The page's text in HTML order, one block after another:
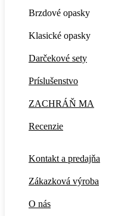
Brzdové opasky
Klasické opasky
Darčekové sety
Príslušenstvo
ZACHRÁŇ MA
Recenzie
Kontakt a predajňa
Zákazková výroba
O nás